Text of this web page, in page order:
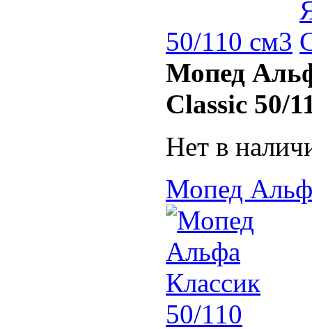
50/110 см3
Мопед
Classic 50/
Нет в
Мопед